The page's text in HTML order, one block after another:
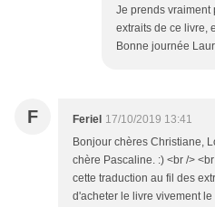
Je prends
extraits de ce livre,
Bonne journée
F Feriel 17/10/2019 13:41
Bonjour chères Christiane,
chère Pascaline. :) <br />
cette traduction au fil des
d'acheter le livre vivement